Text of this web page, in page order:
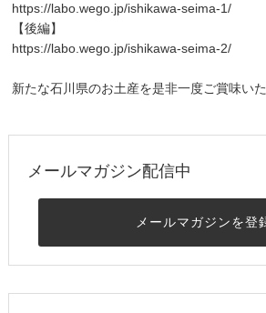
https://labo.wego.jp/ishikawa-seima-1/
【後編】
https://labo.wego.jp/ishikawa-seima-2/
新たな石川県のお土産を是非一度ご賞味い
メールマガジン配信中
メールマガジンを登